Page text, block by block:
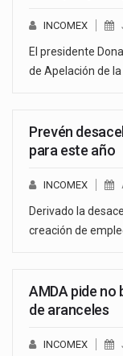
INCOMEX
El presidente
de Apelación de
Prevén
para este año
INCOMEX
Derivado la
creación de
AMDA pide no
de aranceles
INCOMEX